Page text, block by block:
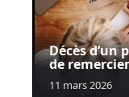
Décès d’un
de
11 mars 2026